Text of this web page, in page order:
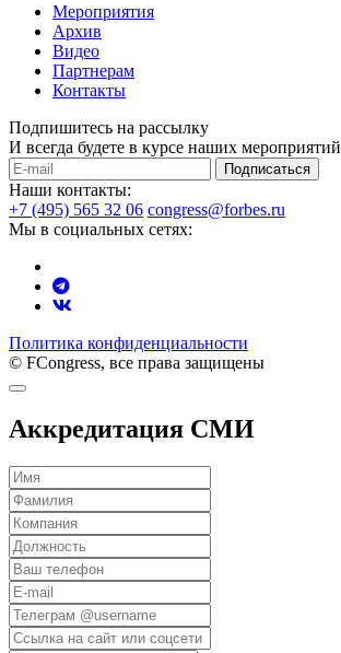
Мероприятия
Архив
Видео
Партнерам
Контакты
Подпишитесь на рассылку
И всегда будете в курсе наших мероприятий
Подписаться
Наши контакты:
+7 (495) 565 32 06 congress@forbes.ru
Мы в социальных сетях:
Политика конфиденциальности
© FCongress, все права защищены
Аккредитация СМИ